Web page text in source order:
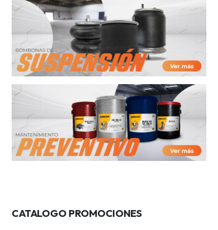
CATALOGO PROMOCIONES